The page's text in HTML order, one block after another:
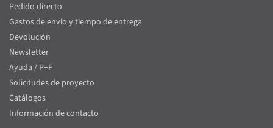
Pedido directo
Gastos de envío y tiempo de entrega
Devolución
Newsletter
Ayuda / P+F
Solicitudes de proyecto
Catálogos
Información de contacto